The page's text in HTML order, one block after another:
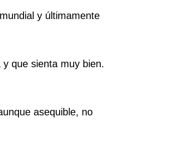
y últimamente
que sienta muy bien.
asequible, no